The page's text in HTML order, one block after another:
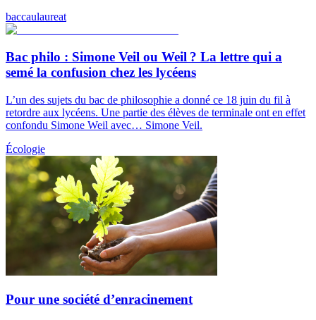
baccaulaureat
Bac philo : Simone Veil ou Weil ? La lettre qui a
semé la confusion chez les lycéens
L’un des sujets du bac de philosophie a donné ce 18 juin du fil à
retordre aux lycéens. Une partie des élèves de terminale ont en effet
confondu Simone Weil avec… Simone Veil.
Écologie
Pour une société d’enracinement